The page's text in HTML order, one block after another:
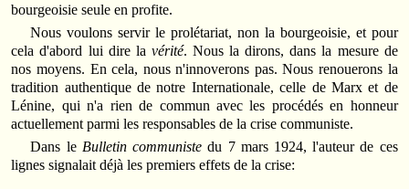
bourgeoisie seule en profite.
Nous voulons servir le prolétariat, non la bourgeoisie, et pour
cela d'abord lui dire la vérité. Nous la dirons, dans la mesure de
nos moyens. En cela, nous n'innoverons pas. Nous renouerons la
tradition authentique de notre Internationale, celle de Marx et de
Lénine, qui n'a rien de commun avec les procédés en honneur
actuellement parmi les responsables de la crise communiste.
Dans le Bulletin communiste du 7 mars 1924, l'auteur de ces
lignes signalait déjà les premiers effets de la crise: